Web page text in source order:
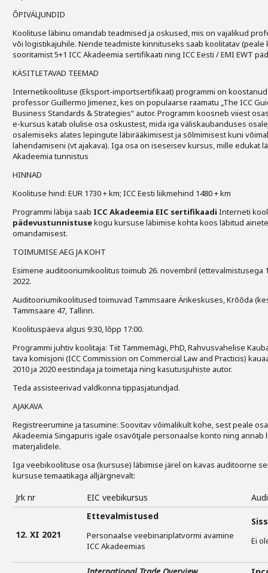
ÕPIVÄLJUNDID
Koolituse läbinu omandab teadmised ja oskused, mis on vajalikud
või logistikajuhile. Nende teadmiste kinnituseks saab koolitatav
sooritamist 5+1 ICC Akadeemia sertifikaati ning ICC Eesti / EMI EWT
KÄSITLETAVAD TEEMAD
Internetikoolituse (Eksport-importsertifikaat) programmi on
professor Guillermo Jimenez, kes on populaarse raamatu „The ICC
Business Standards & Strategies“ autor. Programm koosneb viiest
e-kursus katab olulise osa oskustest, mida iga väliskaubanduses
osalemiseks alates lepingute läbirääkimisest ja sõlmimisest kuni
lahendamiseni (vt ajakava). Iga osa on iseseisev kursus, mille edukat
Akadeemia tunnistus
HINNAD
Koolituse hind: EUR 1730 + km; ICC Eesti liikmehind 1480 + km
Programmi läbija saab ICC Akadeemia EIC sertifikaadi Interneti
pädevustunnistusekogu kursuse läbimise kohta koos läbitud
omandamisest.
TOIMUMISE AEG JA KOHT
Esimene auditooriumikoolitus toimub 26. novembril (ettevalmistusega
2022.
Auditooriumikoolitused toimuvad Tammsaare Ärikeskuses, Krõõda
Tammsaare 47, Tallinn.
Koolituspäeva algus 9:30, lõpp 17:00.
Programmi juhtiv koolitaja: Tiit Tammemägi, PhD, Rahvusvahelise
tava komisjoni (ICC Commission on Commercial Law and Practicis)
2010 ja 2020 eestindaja ja toimetaja ning kasutusjuhiste autor.
Teda assisteerivad valdkonna tippasjatundjad.
AJAKAVA
Registreerumine ja tasumine: Soovitav võimalikult kohe, sest peale
Akadeemia Singapuris igale osavõtjale personaalse konto ning
materjalidele.
Iga veebikoolituse osa (kursuse) läbimise järel on kavas auditoorne
kursuse temaatikaga alljärgnevalt:
Jrk nr EIC veebikursus
12. XI 2021
Ettevalmistused
Personaalse veebinariplatvormi avamine
ICC Akadeemias
Ei